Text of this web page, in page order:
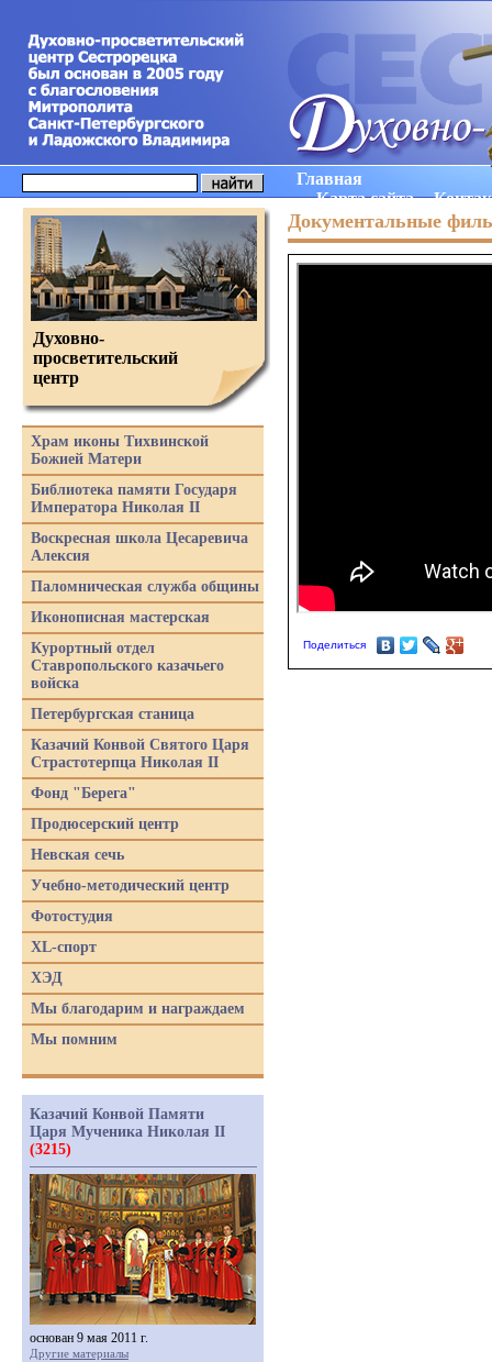
Главная
Карта сайта
Документальные
Поделиться
Духовно-
просветительский
центр
Храм иконы Тихвинской
Божией Матери
Библиотека памяти Государя
Императора Николая II
Воскресная школа Цесаревича
Алексия
Паломническая служба общины
Иконописная мастерская
Курортный отдел
Ставропольского казачьего
войска
Петербургская станица
Казачий Конвой Святого Царя
Страстотерпца Николая II
Фонд "Берега"
Продюсерский центр
Невская сечь
Учебно-методический центр
Фотостудия
XL-спорт
ХЭД
Мы благодарим и награждаем
Мы помним
Казачий Конвой Памяти
Царя Мученика Николая II
(3215)
основан 9 мая 2011 г.
Другие материалы